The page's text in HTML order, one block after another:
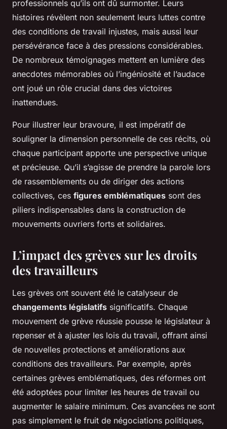
professionnels qu’ils ont dû surmonter. Leurs
histoires révèlent non seulement leurs luttes contre
des conditions de travail injustes, mais aussi leur
persévérance face à des pressions considérables.
De nombreux témoignages mettent en lumière des
anecdotes mémorables où l’ingéniosité et l’audace
ont joué un rôle crucial dans des victoires
inattendues.
Pour illustrer leur bravoure, il est impératif de
souligner la dimension personnelle de ces récits, où
chaque participant apporte une perspective unique
et précieuse. Qu’il s’agisse de prendre la parole lors
de rassemblements ou de diriger des actions
collectives, ces figures emblématiques sont des
piliers indispensables dans la construction de
mouvements ouvriers forts et solidaires.
L’impact des grèves sur les droits
des travailleurs
Les grèves ont souvent été le catalyseur de
changements législatifs significatifs. Chaque
mouvement de grève réussie pousse le législateur à
repenser et à ajuster les lois du travail, offrant ainsi
de nouvelles protections et améliorations aux
conditions des travailleurs. Par exemple, après
certaines grèves emblématiques, des réformes ont
été adoptées pour limiter les heures de travail ou
augmenter le salaire minimum. Ces avancées ne sont
pas simplement le fruit de négociations politiques,